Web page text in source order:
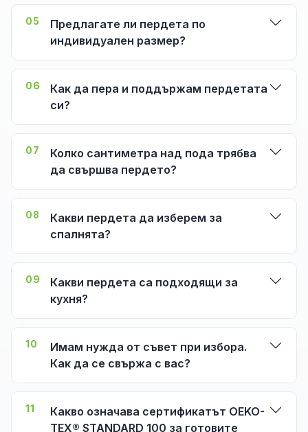
05
Предлагате ли пердета по
индивидуален размер?
06
Как да пера и поддържам пердетата
си?
07
Колко сантиметра над пода трябва
да свършва пердето?
08
Какви пердета да изберем за
спалнята?
09
Какви пердета са подходящи за
кухня?
10
Имам нужда от съвет при избора.
Как да се свържа с вас?
11
Какво означава сертификатът OEKO-
TEX® STANDARD 100 за готовите